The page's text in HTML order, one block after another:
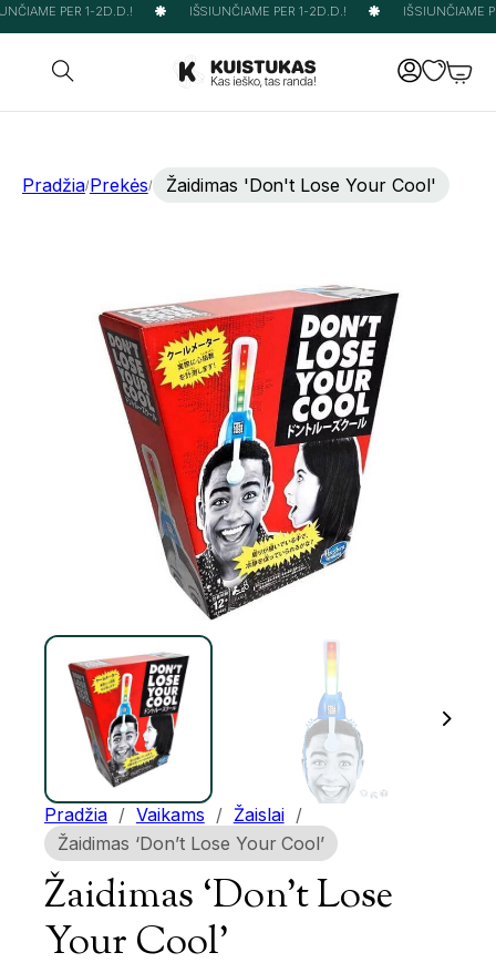
PER 1-2D.D.! IŠSIUNČIAME PER 1-2D.D.! IŠSIUNČIAME
Pradžia/Prekės/ Žaidimas 'Don't Lose Your Cool'
Pradžia / Vaikams / Žaislai /
Žaidimas ‘Don’t Lose Your Cool’
Žaidimas ‘Don’t Lose
Your Cool’